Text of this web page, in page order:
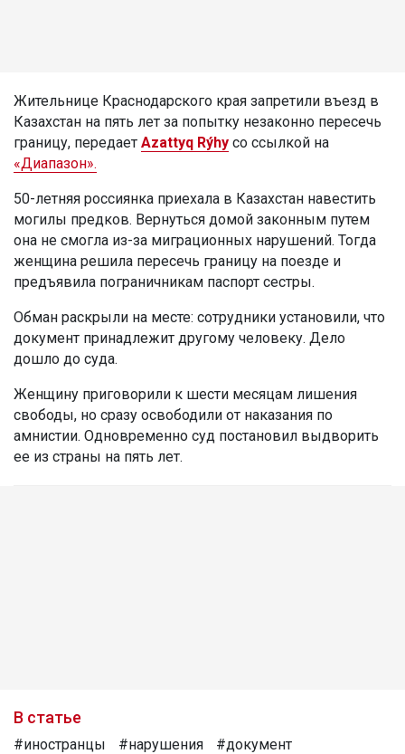
Жительнице Краснодарского края запретили въезд в
Казахстан на пять лет за попытку незаконно пересечь
границу, передает Azattyq Rýhy со ссылкой на
«Диапазон».
50-летняя россиянка приехала в Казахстан навестить
могилы предков. Вернуться домой законным путем
она не смогла из-за миграционных нарушений. Тогда
женщина решила пересечь границу на поезде и
предъявила пограничникам паспорт сестры.
Обман раскрыли на месте: сотрудники установили, что
документ принадлежит другому человеку. Дело
дошло до суда.
Женщину приговорили к шести месяцам лишения
свободы, но сразу освободили от наказания по
амнистии. Одновременно суд постановил выдворить
ее из страны на пять лет.
В статье
#иностранцы #нарушения #документ